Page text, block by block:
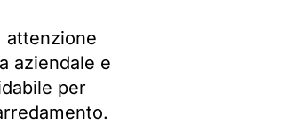
attenzione
aziendale e
per